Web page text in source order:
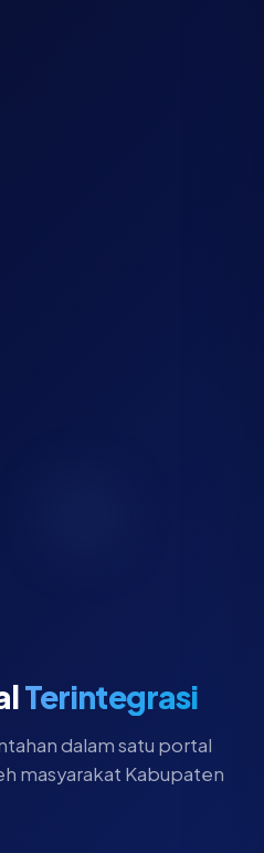
Terintegrasi
dalam satu portal
masyarakat Kabupaten